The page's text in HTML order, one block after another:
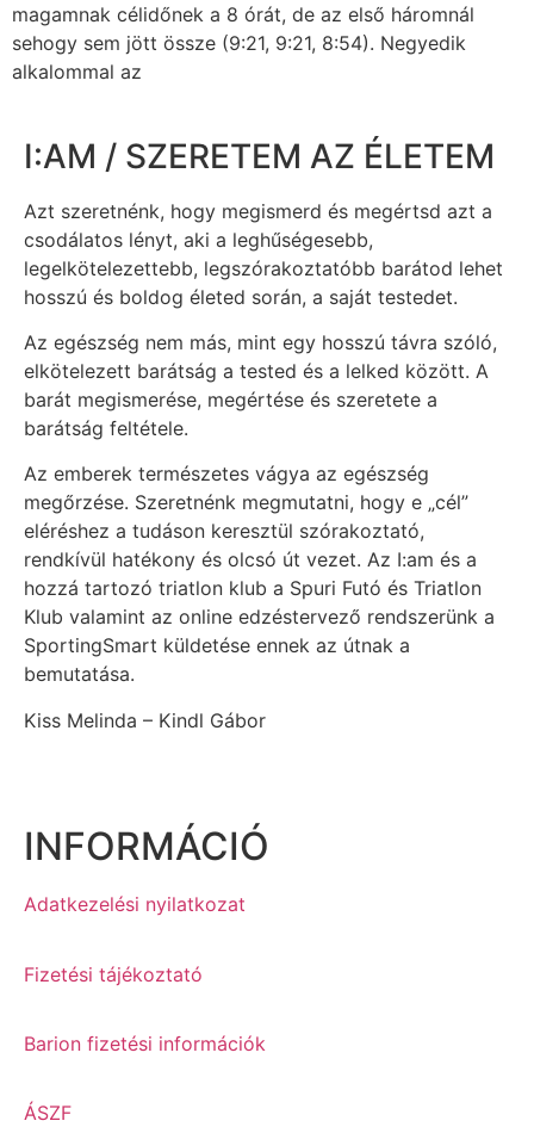
magamnak célidőnek a 8 órát, de az első háromnál
sehogy sem jött össze (9:21, 9:21, 8:54). Negyedik
alkalommal az
I:AM / SZERETEM AZ ÉLETEM
Azt szeretnénk, hogy megismerd és megértsd azt a
csodálatos lényt, aki a leghűségesebb,
legelkötelezettebb, legszórakoztatóbb barátod lehet
hosszú és boldog életed során, a saját testedet.
Az egészség nem más, mint egy hosszú távra szóló,
elkötelezett barátság a tested és a lelked között. A
barát megismerése, megértése és szeretete a
barátság feltétele.
Az emberek természetes vágya az egészség
megőrzése. Szeretnénk megmutatni, hogy e „cél”
eléréshez a tudáson keresztül szórakoztató,
rendkívül hatékony és olcsó út vezet. Az I:am és a
hozzá tartozó triatlon klub a Spuri Futó és Triatlon
Klub valamint az online edzéstervező rendszerünk a
SportingSmart küldetése ennek az útnak a
bemutatása.
Kiss Melinda – Kindl Gábor
INFORMÁCIÓ
Adatkezelési nyilatkozat
Fizetési tájékoztató
Barion fizetési információk
ÁSZF